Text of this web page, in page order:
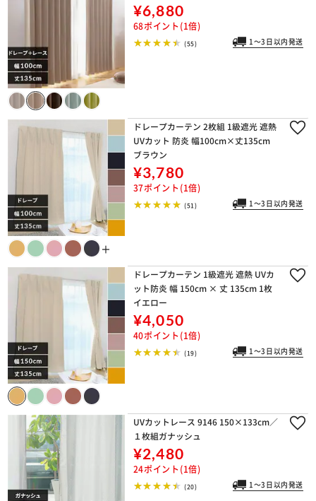
¥6,880
68ポイント(1倍)
(55) 1～3日以内発送
＋
ドレープカーテン 2枚組 1級遮光 遮熱
UVカット 防炎 幅100cm×丈135cm
ブラウン
¥3,780
37ポイント(1倍)
(51) 1～3日以内発送
ドレープカーテン 1級遮光 遮熱 UVカ
ット防炎 幅 150cm × 丈 135cm 1枚
イエロー
¥4,050
40ポイント(1倍)
(19) 1～3日以内発送
UVカットレース 9146 150×133cm／
１枚組ガナッシュ
¥2,480
24ポイント(1倍)
(20) 1～3日以内発送